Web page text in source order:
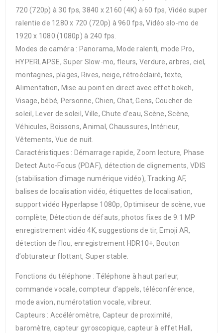
720 (720p) à 30 fps, 3840 x 2160 (4K) à 60 fps, Vidéo super
ralentie de 1280 x 720 (720p) à 960 fps, Vidéo slo-mo de
1920 x 1080 (1080p) à 240 fps.
Modes de caméra : Panorama, Mode ralenti, mode Pro,
HYPERLAPSE, Super Slow-mo, fleurs, Verdure, arbres, ciel,
montagnes, plages, Rives, neige, rétroéclairé, texte,
Alimentation, Mise au point en direct avec effet bokeh,
Visage, bébé, Personne, Chien, Chat, Gens, Coucher de
soleil, Lever de soleil, Ville, Chute d’eau, Scène, Scène,
Véhicules, Boissons, Animal, Chaussures, Intérieur,
Vêtements, Vue de nuit.
Caractéristiques : Démarrage rapide, Zoom lecture, Phase
Detect Auto-Focus (PDAF), détection de clignements, VDIS
(stabilisation d’image numérique vidéo), Tracking AF,
balises de localisation vidéo, étiquettes de localisation,
support vidéo Hyperlapse 1080p, Optimiseur de scène, vue
complète, Détection de défauts, photos fixes de 9.1 MP
enregistrement vidéo 4K, suggestions de tir, Emoji AR,
détection de flou, enregistrement HDR10+, Bouton
d’obturateur flottant, Super stable.
Fonctions du téléphone : Téléphone à haut parleur,
commande vocale, compteur d’appels, téléconférence,
mode avion, numérotation vocale, vibreur.
Capteurs : Accéléromètre, Capteur de proximité,
baromètre, capteur gyroscopique, capteur à effet Hall,